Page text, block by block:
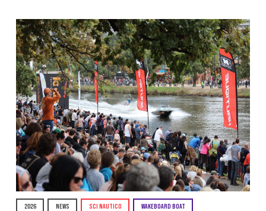
2026 NEWS SCI NAUTICO WAKEBOARD BOAT